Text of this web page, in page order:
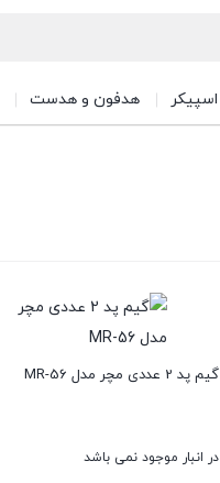
اسپیکر هدفون و هدست
گیم پد 2 عددی مچر مدل MR-56
در انبار موجود نمی باشد